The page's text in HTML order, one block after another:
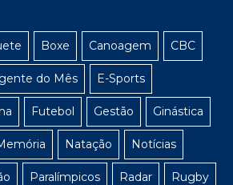
Boxe Canoagem CBC
do Mês E-Sports
Futebol Gestão Ginástica
Natação Notícias
Paralímpicos Radar Rugby